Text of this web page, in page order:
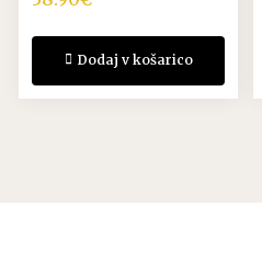
Dodaj v košarico